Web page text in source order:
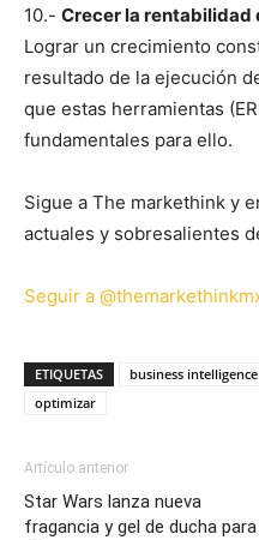
10.- Crecer la rentabilidad
Lograr un crecimiento
resultado de la ejecución
que estas herramientas
fundamentales para ello.
Sigue a The markethink y
actuales y sobresalientes
Seguir a
ETIQUETAS business intelligence
optimizar
Artículo anterior
Star Wars lanza nueva
fragancia y gel de ducha para